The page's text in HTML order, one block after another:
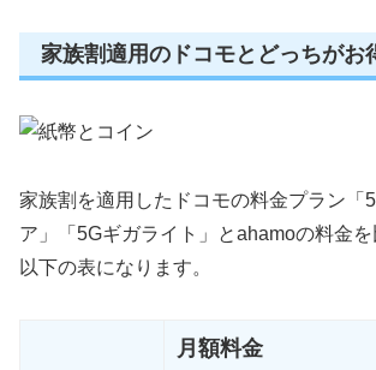
家族割適用のドコモとどっちがお
家族割を適用したドコモの料金プラン「
ア」「5Gギガライト」とahamoの料金
以下の表になります。
月額料金